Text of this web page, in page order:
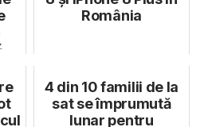
România
4 din 10 familii de la
sat se împrumută
lunar pentru